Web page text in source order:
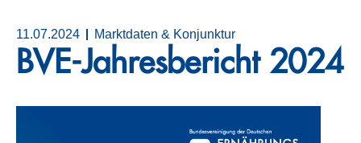
11.07.2024 Marktdaten & Konjunktur
BVE-Jahresbericht 2024